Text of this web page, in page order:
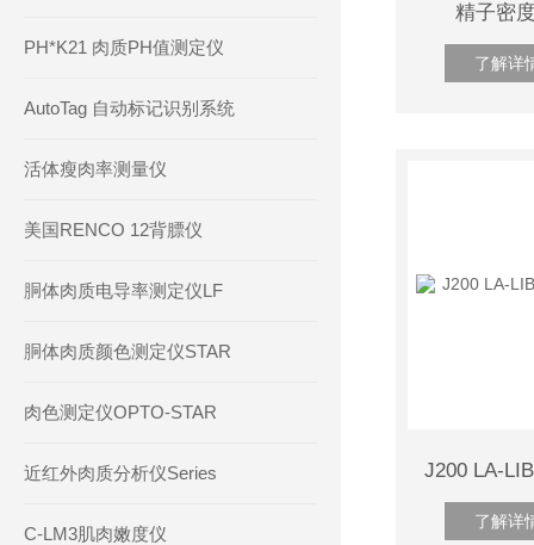
PH*K21 肉质PH值测定仪
AutoTag 自动标记识别系统
活体瘦肉率测量仪
美国RENCO 12背膘仪
胴体肉质电导率测定仪LF
胴体肉质颜色测定仪STAR
肉色测定仪OPTO-STAR
近红外肉质分析仪Series
C-LM3肌肉嫩度仪
精子密
了解详
了解详